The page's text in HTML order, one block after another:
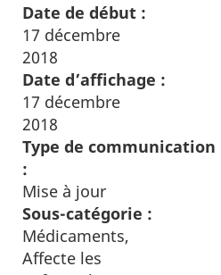
Date de début :
17 décembre
2018
Date d’affichage :
17 décembre
2018
Type de communication
:
Mise à jour
Sous-catégorie :
Médicaments,
Affecte les